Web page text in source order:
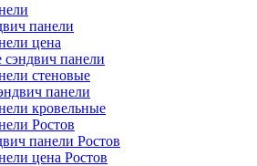
панели
цена
панели
стеновые
панели
кровельные
Ростов
панели Ростов
цена Ростов